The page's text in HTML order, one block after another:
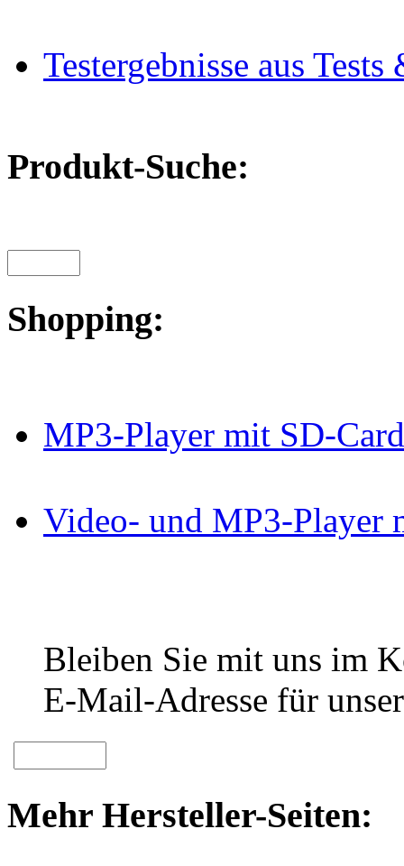
Testergebnisse aus
Produkt-Suche:
Shopping:
MP3-Player mit SD-
Video- und MP3-Player
Bleiben Sie mit uns im
E-Mail-Adresse für
Mehr Hersteller-Seiten: